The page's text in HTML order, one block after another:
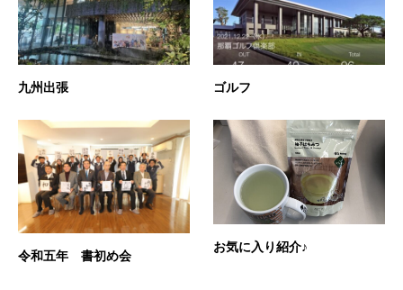
九州出張 ゴルフ
令和五年 書初め会
お気に入り紹介♪